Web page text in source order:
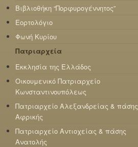
Βιβλιοθήκη “Πορφυρογέννητος”
Εορτολόγιο
Φωνή Κυρίου
Πατριαρχεία
Εκκλησία της Ελλάδος
Οικουμενικό Πατριαρχείο
Κωνσταντινουπόλεως
Πατριαρχείο Αλεξανδρείας & πάσης
Αφρικής
Πατριαρχείο Αντιοχείας & πάσης
Ανατολής